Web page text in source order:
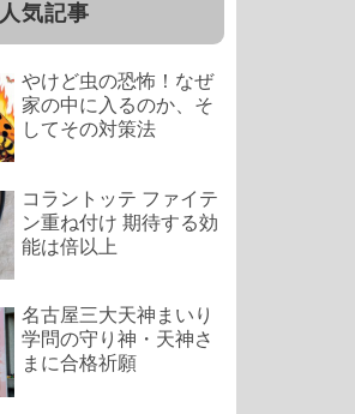
人気記事
やけど虫の恐怖！なぜ
家の中に入るのか、そ
してその対策法
コラントッテ ファイテ
ン重ね付け 期待する効
能は倍以上
名古屋三大天神まいり
学問の守り神・天神さ
まに合格祈願